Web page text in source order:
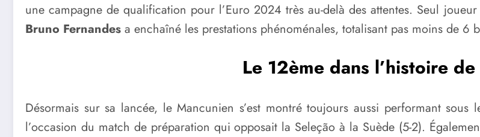
une campagne de qualification pour l’Euro 2024 très au-delà des attentes. Seul
Bruno Fernandes a enchaîné les prestations phénoménales, totalisant pas moins de 6
Le 12ème dans l’histoire
Désormais sur sa lancée, le Mancunien s’est montré toujours aussi performant
l’occasion du match de préparation qui opposait la Seleção à la Suède (5-2).